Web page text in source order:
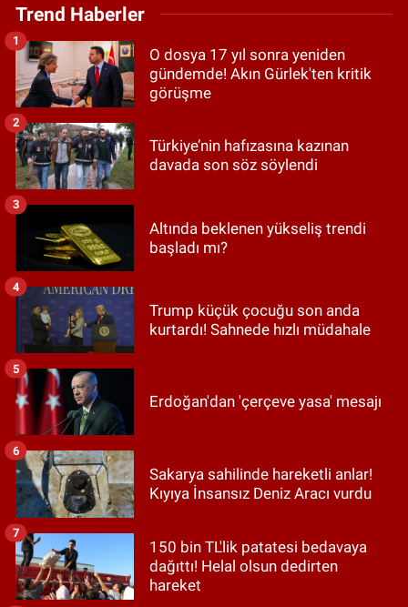
Trend Haberler
O dosya 17 yıl sonra yeniden
gündemde! Akın Gürlek'ten kritik
görüşme
1
Türkiye’nin hafızasına kazınan
davada son söz söylendi
2
Altında beklenen yükseliş trendi
başladı mı?
3
Trump küçük çocuğu son anda
kurtardı! Sahnede hızlı müdahale
4
Erdoğan'dan 'çerçeve yasa' mesajı
5
Sakarya sahilinde hareketli anlar!
Kıyıya İnsansız Deniz Aracı vurdu
6
150 bin TL'lik patatesi bedavaya
dağıttı! Helal olsun dedirten
hareket
7